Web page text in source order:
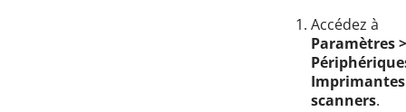
Accédez à
Paramètres >
scanners.